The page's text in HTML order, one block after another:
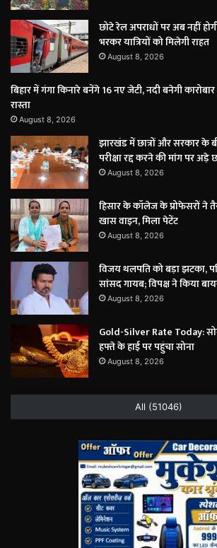
छोटे रेल अपराधों पर अब नहीं
भरकर यात्रियों को मिलेगी राहत
August 8, 2026
बिहार में गंगा किनारे बनेंगे 16 नए जेटी, नदी बनेगी
रास्ता
August 8, 2026
झारखंड में छात्रों और सरकार के
परीक्षा रद्द करने की मांग पर अड़े
August 8, 2026
हिसार के कॉलेज के प्रोफेसरों ने
खास वाइन, मिला पेटेंट
August 8, 2026
विजय थलपति को बड़ा झटका,
सांसद गायब; विपक्ष ने किया
August 8, 2026
Gold-Silver Rate Today:
हफ्ते के हाई पर पहुंचा सोना
August 8, 2026
All (51046)